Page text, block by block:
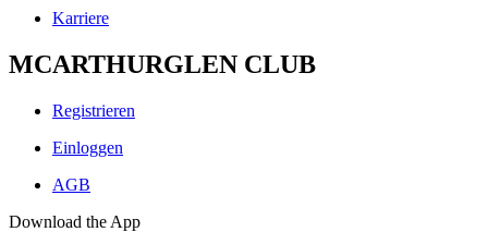
Karriere
MCARTHURGLEN CLUB
Registrieren
Einloggen
AGB
Download the App